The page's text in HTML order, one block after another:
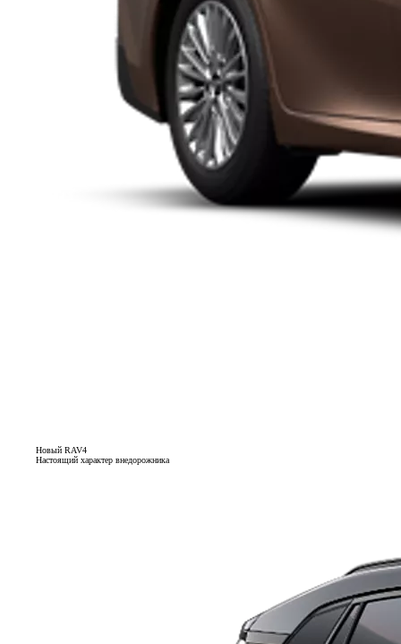
Новый RAV4
Настоящий характер внедорожника